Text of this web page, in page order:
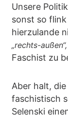
Unsere
sonst so
hierzulande
„rechts-
Faschist zu
Aber halt,
faschistisch
Selenski